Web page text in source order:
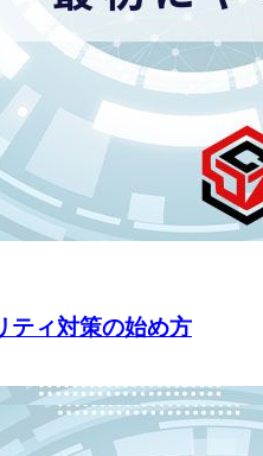
ティ対策の始め方